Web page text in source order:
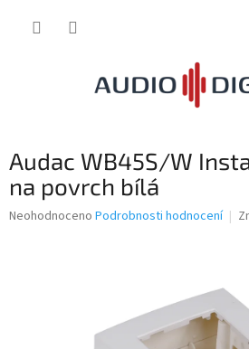
Audac WB45S/W
na povrch bílá
Průměrné
Neohodnoceno Podrobnosti hodnocení